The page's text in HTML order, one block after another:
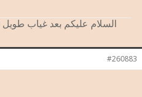
السلام عليكم بعد غياب طويل
#260883